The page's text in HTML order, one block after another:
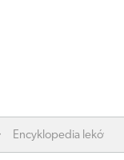
Encyklopedia leków